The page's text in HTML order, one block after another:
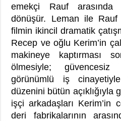
emekçi Rauf
dönüşür. Leman ile Rauf
filmin ikincil dramatik
Recep ve oğlu Kerim’in
makineye kaptırması
ölmesiyle;
görünümlü iş
düzenini bütün açıklığıyla
işçi arkadaşları Kerim’in
deri fabrikalarının